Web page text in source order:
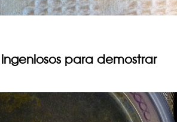
ingeniosos para demostrar